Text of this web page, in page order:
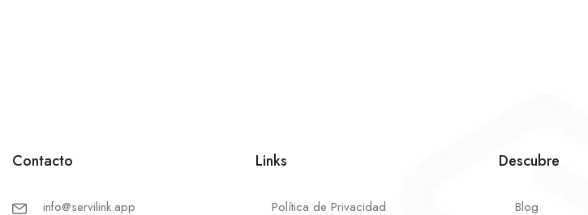
Contacto
info@servilink.app
Links
Política de Privacidad
Descubre
Blog